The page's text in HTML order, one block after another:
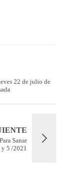
22 de julio de
Sanar
5 /2021